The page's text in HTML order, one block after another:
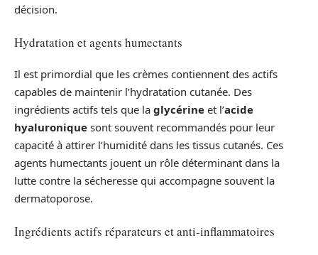
décision.
Hydratation et agents humectants
Il est primordial que les crèmes contiennent des actifs
capables de maintenir l’hydratation cutanée. Des
ingrédients actifs tels que la glycérine et l’acide
hyaluronique sont souvent recommandés pour leur
capacité à attirer l’humidité dans les tissus cutanés. Ces
agents humectants jouent un rôle déterminant dans la
lutte contre la sécheresse qui accompagne souvent la
dermatoporose.
Ingrédients actifs réparateurs et anti-inflammatoires